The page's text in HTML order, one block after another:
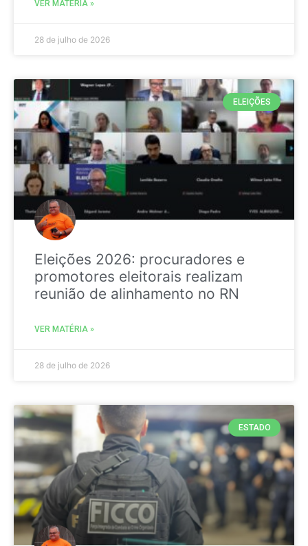
VER MATÉRIA »
28 de julho de 2026
ELEIÇÕES
Eleições 2026: procuradores e
promotores eleitorais realizam
reunião de alinhamento no RN
VER MATÉRIA »
28 de julho de 2026
ESTADO